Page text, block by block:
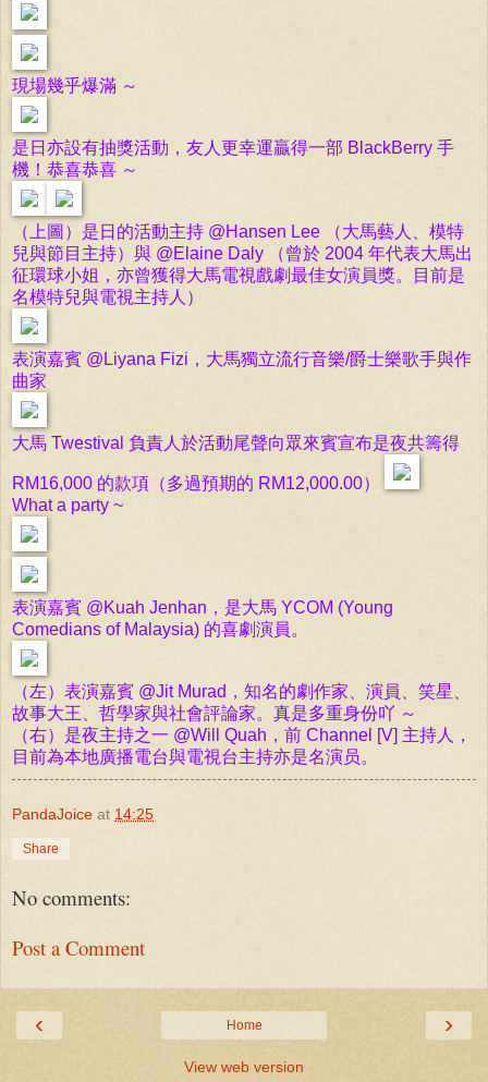
現場幾乎爆滿 ～
是日亦設有抽獎活動，友人更幸運贏得一部 BlackBerry 手
機！恭喜恭喜 ～
（上圖）是日的活動主持 @Hansen Lee （大馬藝人、模特
兒與節目主持）與 @Elaine Daly （曾於 2004 年代表大馬出
征環球小姐，亦曾獲得大馬電視戲劇最佳女演員獎。目前是
名模特兒與電視主持人）
表演嘉賓 @Liyana Fizi，大馬獨立流行音樂/爵士樂歌手與作
曲家
大馬 Twestival 負責人於活動尾聲向眾來賓宣布是夜共籌得
RM16,000 的款項（多過預期的 RM12,000.00）
What a party ~
表演嘉賓 @Kuah Jenhan，是大馬 YCOM (Young
Comedians of Malaysia) 的喜劇演員。
（左）表演嘉賓 @Jit Murad，知名的劇作家、演員、笑星、
故事大王、哲學家與社會評論家。真是多重身份吖 ～
（右）是夜主持之一 @Will Quah， 前 Channel [V] 主持人，
目前為本地廣播電台與電視台主持亦是名演员。
PandaJoice at 14:25
Share
No comments:
Post a Comment
‹ ›
Home
View web version